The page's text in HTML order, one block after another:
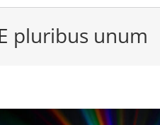
pluribus unum